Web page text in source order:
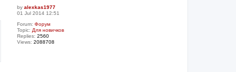
by alexkas1977
01 Jul 2014 12:51
Forum: Форум
Topic: Для новичков
Replies: 2560
Views: 2088708